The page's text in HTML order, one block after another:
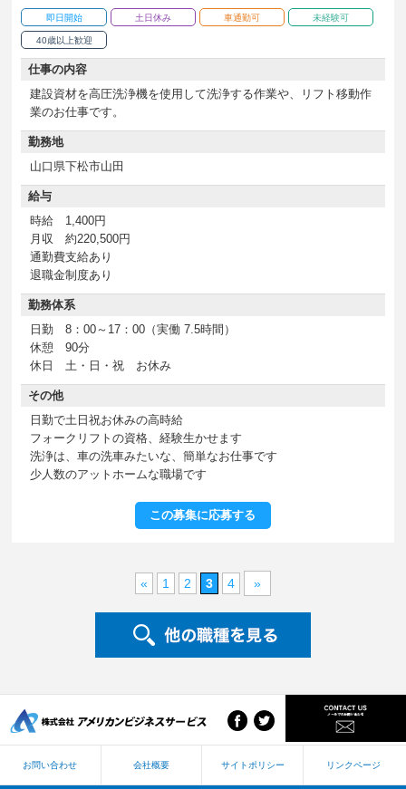
即日開始 土日休み 車通勤可 未経験可
40歳以上歓迎
仕事の内容
建設資材を高圧洗浄機を使用して洗浄する作業や、リフト移動作
業のお仕事です。
勤務地
山口県下松市山田
給与
時給 1,400円
月収 約220,500円
通勤費支給あり
退職金制度あり
勤務体系
日勤 8：00～17：00（実働 7.5時間）
休憩 90分
休日 土・日・祝 お休み
その他
日勤で土日祝お休みの高時給
フォークリフトの資格、経験生かせます
洗浄は、車の洗車みたいな、簡単なお仕事です
少人数のアットホームな職場です
この募集に応募する
« 1 2 3 4 »
お問い合わせ 会社概要 サイトポリシー リンクページ